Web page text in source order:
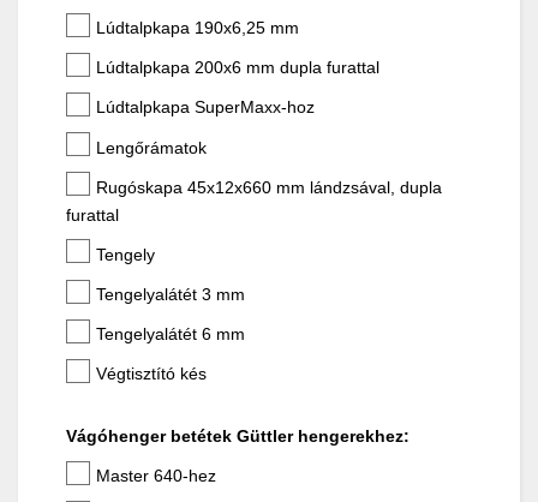
Lúdtalpkapa 190x6,25 mm
Lúdtalpkapa 200x6 mm dupla furattal
Lúdtalpkapa SuperMaxx-hoz
Lengőrámatok
Rugóskapa 45x12x660 mm lándzsával, dupla
furattal
Tengely
Tengelyalátét 3 mm
Tengelyalátét 6 mm
Végtisztító kés
Vágóhenger betétek Güttler hengerekhez:
Master 640-hez